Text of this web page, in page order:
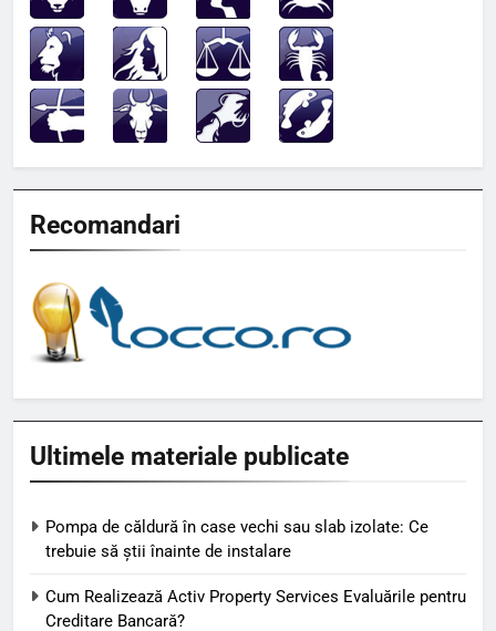
Recomandari
Ultimele materiale publicate
Pompa de căldură în case vechi sau slab izolate: Ce
trebuie să știi înainte de instalare
Cum Realizează Activ Property Services Evaluările pentru
Creditare Bancară?